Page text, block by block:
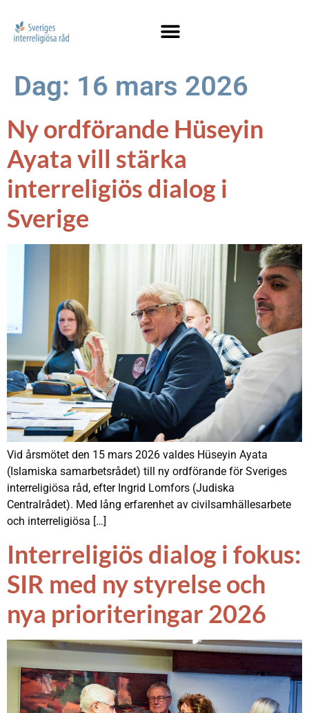
Dag: 16 mars 2026
Ny ordförande Hüseyin
Ayata vill stärka
interreligiös dialog i
Sverige
Vid årsmötet den 15 mars 2026 valdes Hüseyin Ayata
(Islamiska samarbetsrådet) till ny ordförande för Sveriges
interreligiösa råd, efter Ingrid Lomfors (Judiska
Centralrådet). Med lång erfarenhet av civilsamhällesarbete
och interreligiösa […]
Interreligiös dialog i fokus:
SIR med ny styrelse och
nya prioriteringar 2026